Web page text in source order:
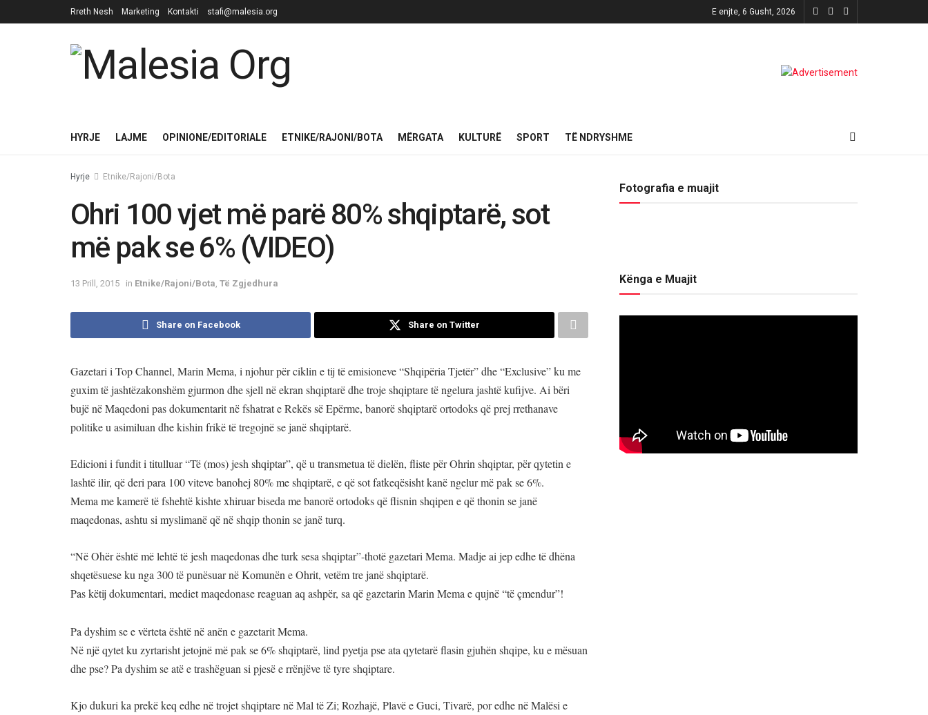
Rreth Nesh Marketing Kontakti stafi@malesia.org E enjte, 6 Gusht, 2026
HYRJE LAJME OPINIONE/EDITORIALE ETNIKE/RAJONI/BOTA MËRGATA KULTURË SPORT TË NDRYSHME
Hyrje Etnike/Rajoni/Bota
Ohri 100 vjet më parë 80% shqiptarë, sot
më pak se 6% (VIDEO)
13 Prill, 2015 in Etnike/Rajoni/Bota Të Zgjedhura
Share on Facebook Share on Twitter
Gazetari i Top Channel, Marin Mema, i njohur për ciklin e tij të emisioneve “Shqipëria Tjetër” dhe “Exclusive” ku me
guxim të jashtëzakonshëm gjurmon dhe sjell në ekran shqiptarë dhe troje shqiptare të ngelura jashtë kufijve. Ai bëri
bujë në Maqedoni pas dokumentarit në fshatrat e Rekës së Epërme, banorë shqiptarë ortodoks që prej rrethanave
politike u asimiluan dhe kishin frikë të tregojnë se janë shqiptarë.
Edicioni i fundit i titulluar “Të (mos) jesh shqiptar”, që u transmetua të dielën, fliste për Ohrin shqiptar, për qytetin e
lashtë ilir, që deri para 100 viteve banohej 80% me shqiptarë, e që sot fatkeqësisht kanë ngelur më pak se 6%.
Mema me kamerë të fshehtë kishte xhiruar biseda me banorë ortodoks që flisnin shqipen e që thonin se janë
maqedonas, ashtu si myslimanë që në shqip thonin se janë turq.
“Në Ohër është më lehtë të jesh maqedonas dhe turk sesa shqiptar”-thotë gazetari Mema. Madje ai jep edhe të dhëna
shqetësuese ku nga 300 të punësuar në Komunën e Ohrit, vetëm tre janë shqiptarë.
Pas këtij dokumentari, mediet maqedonase reaguan aq ashpër, sa që gazetarin Marin Mema e qujnë “të çmendur”!
Pa dyshim se e vërteta është në anën e gazetarit Mema.
Në një qytet ku zyrtarisht jetojnë më pak se 6% shqiptarë, lind pyetja pse ata qytetarë flasin gjuhën shqipe, ku e mësuan
dhe pse? Pa dyshim se atë e trashëguan si pjesë e rrënjëve të tyre shqiptare.
Kjo dukuri ka prekë keq edhe në trojet shqiptare në Mal të Zi; Rozhajë, Plavë e Guci, Tivarë, por edhe në Malësi e
Fotografia e muajit
Kënga e Muajit